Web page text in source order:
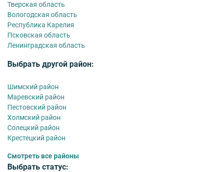
Тверская область
Вологодская область
Республика Карелия
Псковская область
Ленинградская область
Выбрать другой район:
Шимский район
Маревский район
Пестовский район
Холмский район
Солецкий район
Крестецкий район
Смотреть все районы
Выбрать статус: